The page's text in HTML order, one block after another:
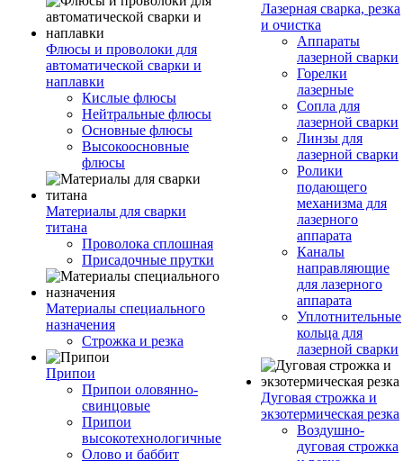
Флюсы и проволоки для
автоматической сварки и
наплавки
Кислые флюсы
Нейтральные флюсы
Основные флюсы
Высокоосновные
флюсы
Материалы для сварки
титана
Проволока сплошная
Присадочные прутки
Материалы специального
назначения
Строжка и резка
Припои
Припои оловянно-
свинцовые
Припои
высокотехнологичные
Олово и баббит
Лазерная сварка, резка
и очистка
Аппараты
лазерной сварки
Горелки
лазерные
Сопла для
лазерной сварки
Линзы для
лазерной сварки
Ролики
подающего
механизма для
лазерного
аппарата
Каналы
направляющие
для лазерного
аппарата
Уплотнительные
кольца для
лазерной сварки
Дуговая строжка и
экзотермическая резка
Воздушно-
дуговая строжка